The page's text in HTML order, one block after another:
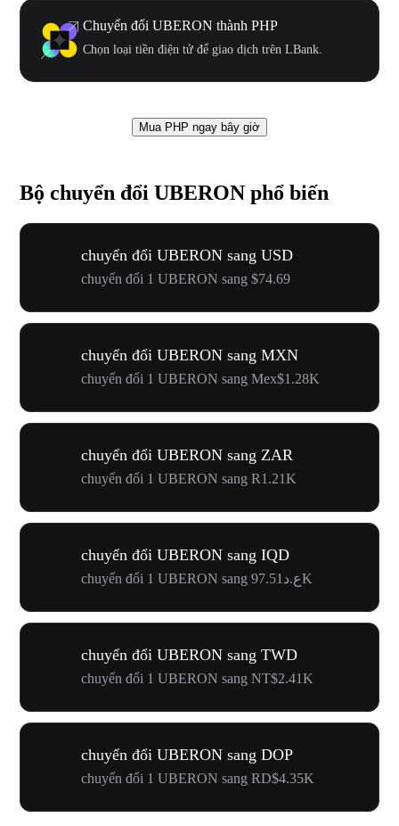
Chuyển đổi UBERON thành PHP
Chọn loại tiền điện tử để giao dịch trên LBank.
Mua PHP ngay bây giờ
Bộ chuyển đổi UBERON phổ biến
chuyển đổi UBERON sang USD
chuyển đổi 1 UBERON sang $74.69
chuyển đổi UBERON sang MXN
chuyển đổi 1 UBERON sang Mex$1.28K
chuyển đổi UBERON sang ZAR
chuyển đổi 1 UBERON sang R1.21K
chuyển đổi UBERON sang IQD
chuyển đổi 1 UBERON sang ع.د97.51K
chuyển đổi UBERON sang TWD
chuyển đổi 1 UBERON sang NT$2.41K
chuyển đổi UBERON sang DOP
chuyển đổi 1 UBERON sang RD$4.35K